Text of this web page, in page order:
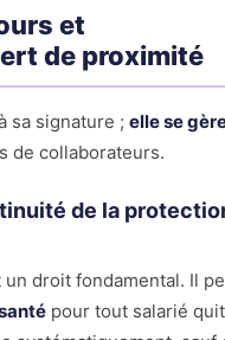
et
de proximité
sa signature ; elle se
de collaborateurs.
de la
droit fondamental. Il
pour tout salarié